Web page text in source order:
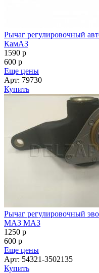
Рычаг регулировочный
КамАЗ
1590 p
600 p
Еще цены
Арт: 79730
Купить
Рычаг регулировочный
МАЗ МАЗ
1250 p
600 p
Еще цены
Арт: 54321-3502135
Купить